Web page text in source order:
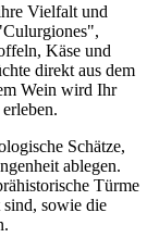
Vielfalt und
Käse und
direkt aus dem
Wein wird Ihr
Schätze,
ablegen.
Türme
sind, sowie die